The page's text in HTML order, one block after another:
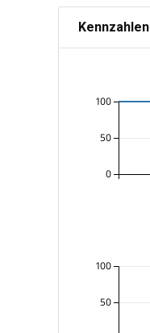
Kennzahlen
0
50
100
50
100